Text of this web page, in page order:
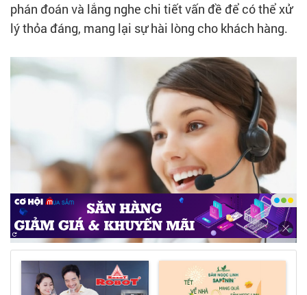
phán đoán và lắng nghe chi tiết vấn đề để có thể xử
lý thỏa đáng, mang lại sự hài lòng cho khách hàng.